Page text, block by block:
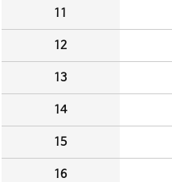
11
12
13
14
15
16